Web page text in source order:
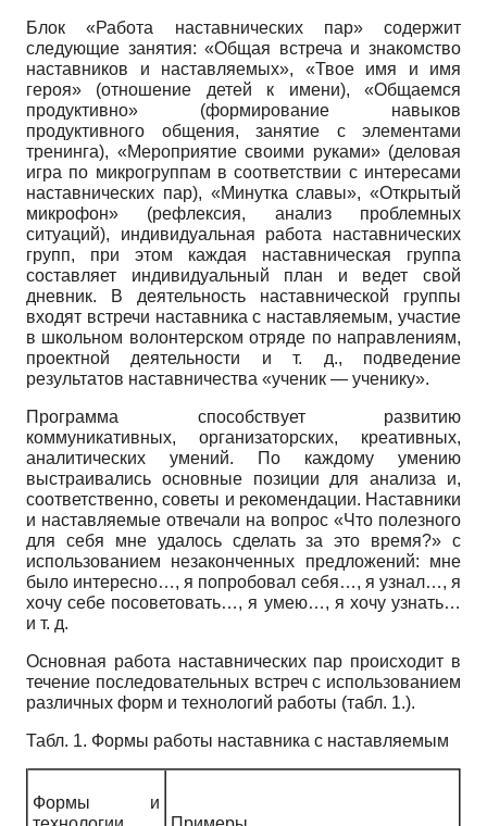
Блок «Работа наставнических пар» содержит
следующие занятия: «Общая встреча и знакомство
наставников и наставляемых», «Твое имя и имя
героя» (отношение детей к имени), «Общаемся
продуктивно» (формирование навыков
продуктивного общения, занятие с элементами
тренинга), «Мероприятие своими руками» (деловая
игра по микрогруппам в соответствии с интересами
наставнических пар), «Минутка славы», «Открытый
микрофон» (рефлексия, анализ проблемных
ситуаций), индивидуальная работа наставнических
групп, при этом каждая наставническая группа
составляет индивидуальный план и ведет свой
дневник. В деятельность наставнической группы
входят встречи наставника с наставляемым, участие
в школьном волонтерском отряде по направлениям,
проектной деятельности и т. д., подведение
результатов наставничества «ученик — ученику».
Программа способствует развитию
коммуникативных, организаторских, креативных,
аналитических умений. По каждому умению
выстраивались основные позиции для анализа и,
соответственно, советы и рекомендации. Наставники
и наставляемые отвечали на вопрос «Что полезного
для себя мне удалось сделать за это время?» с
использованием незаконченных предложений: мне
было интересно…, я попробовал себя…, я узнал…, я
хочу себе посоветовать…, я умею…, я хочу узнать…
и т. д.
Основная работа наставнических пар происходит в
течение последовательных встреч с использованием
различных форм и технологий работы (табл. 1.).
Табл. 1. Формы работы наставника с наставляемым
Формы и